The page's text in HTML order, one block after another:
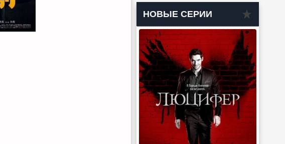
НОВЫЕ СЕРИИ